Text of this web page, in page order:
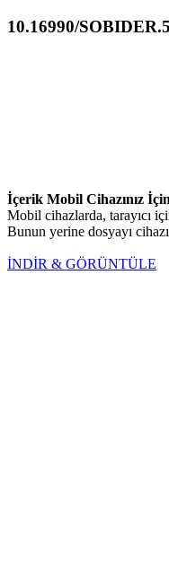
10.16990/
İçerik Mobil Cihazınız
Mobil cihazlarda, tarayıcı
Bunun yerine dosyayı
İNDİR & GÖRÜNTÜLE